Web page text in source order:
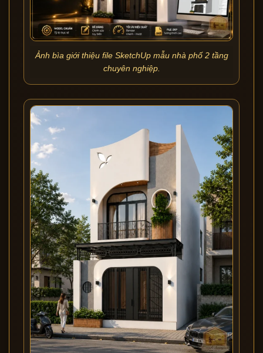
Ảnh bìa giới thiệu file SketchUp mẫu nhà phố 2 tầng
chuyên nghiệp.